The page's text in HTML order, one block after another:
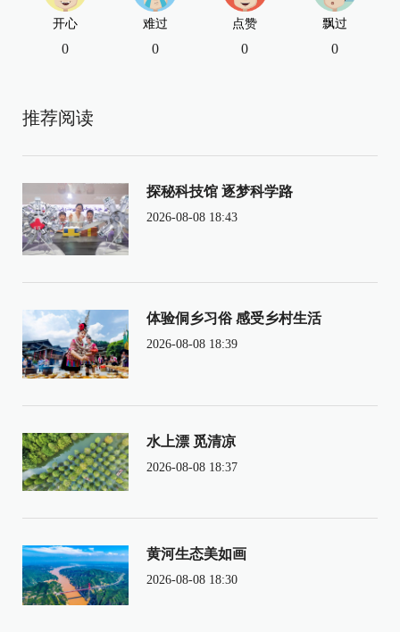
开心
0
难过
0
点赞
0
飘过
0
推荐阅读
探秘科技馆 逐梦科学路
2026-08-08 18:43
体验侗乡习俗 感受乡村生活
2026-08-08 18:39
水上漂 觅清凉
2026-08-08 18:37
黄河生态美如画
2026-08-08 18:30